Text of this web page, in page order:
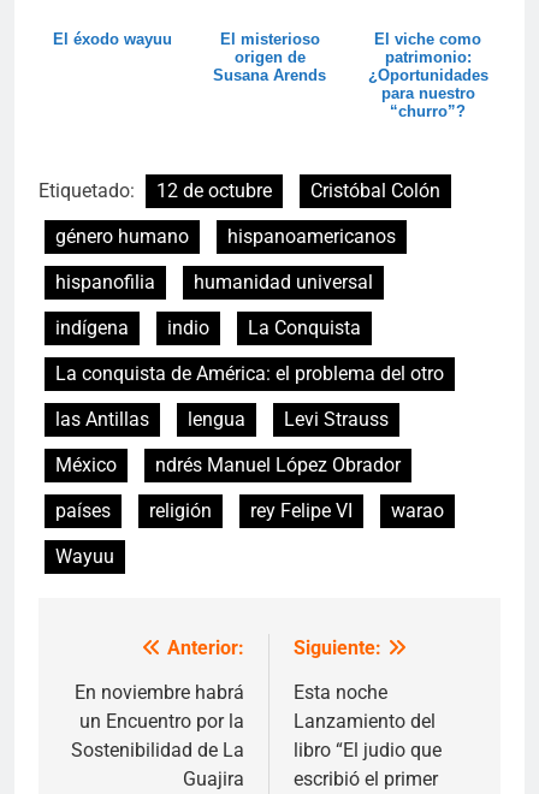
El éxodo wayuu
El misterioso
origen de
Susana Arends
El viche como
patrimonio:
¿Oportunidades
para nuestro
“churro”?
Etiquetado: 12 de octubre
Cristóbal Colón
género humano
hispanoamericanos
hispanofilia
humanidad universal
indígena
indio
La Conquista
La conquista de América: el problema del otro
las Antillas
lengua
Levi Strauss
México
ndrés Manuel López Obrador
países
religión rey Felipe VI
warao
Wayuu
Navegación
de
entradas
Anterior:
En noviembre habrá
un Encuentro por la
Sostenibilidad de La
Guajira
Siguiente:
Esta noche
Lanzamiento del
libro “El judio que
escribió el primer